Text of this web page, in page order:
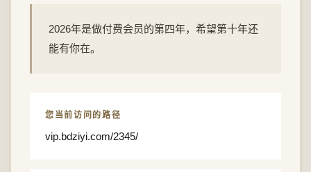
2026年是做付费会员的第四年，希望第十年还
能有你在。
您当前访问的路径
vip.bdziyi.com/2345/